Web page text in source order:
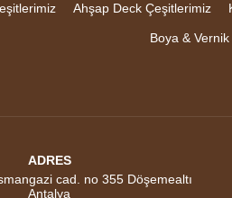
Ahşap Deck Çeşitlerimiz
Boya &
ADRES
cad. no 355 Döşemealtı
Antalya